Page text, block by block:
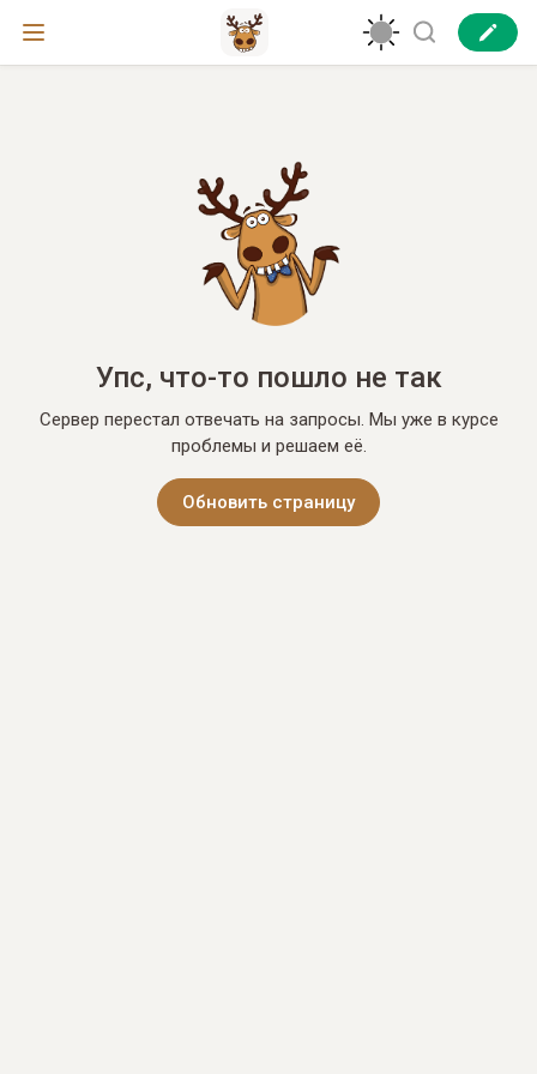
Упс, что-то пошло не так
Сервер перестал отвечать на запросы. Мы уже в курсе
проблемы и решаем её.
Обновить страницу